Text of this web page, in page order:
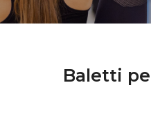
Baletti